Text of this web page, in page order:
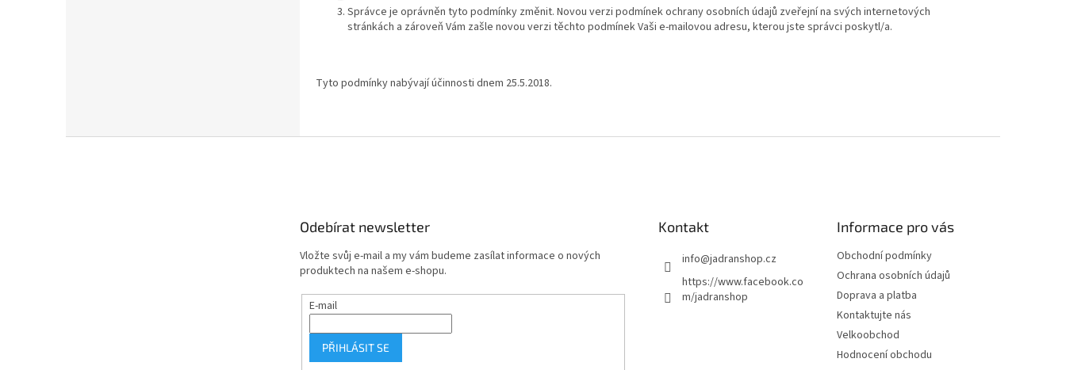
Správce je oprávněn tyto podmínky změnit. Novou verzi podmínek ochrany osobních údajů zveřejní na svých internetových
stránkách a zároveň Vám zašle novou verzi těchto podmínek Vaši e-mailovou adresu, kterou jste správci poskytl/a.
Tyto podmínky nabývají účinnosti dnem 25.5.2018.
Odebírat newsletter
Vložte svůj e-mail a my vám budeme zasílat informace o nových
produktech na našem e-shopu.
E-mail
PŘIHLÁSIT SE
Kontakt
info@jadranshop.cz
https://www.facebook.co
m/jadranshop
Informace pro vás
Obchodní podmínky
Ochrana osobních údajů
Doprava a platba
Kontaktujte nás
Velkoobchod
Hodnocení obchodu